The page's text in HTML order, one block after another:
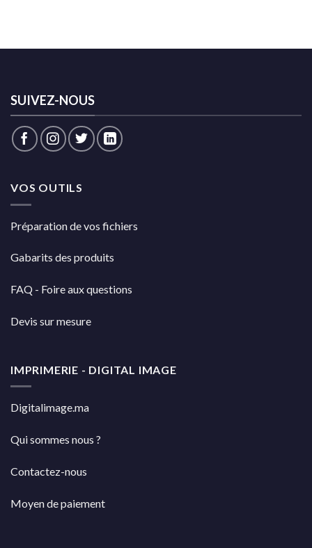
SUIVEZ-NOUS
VOS OUTILS
Préparation de vos fichiers
Gabarits des produits
FAQ - Foire aux questions
Devis sur mesure
IMPRIMERIE - DIGITAL IMAGE
Digitalimage.ma
Qui sommes nous ?
Contactez-nous
Moyen de paiement